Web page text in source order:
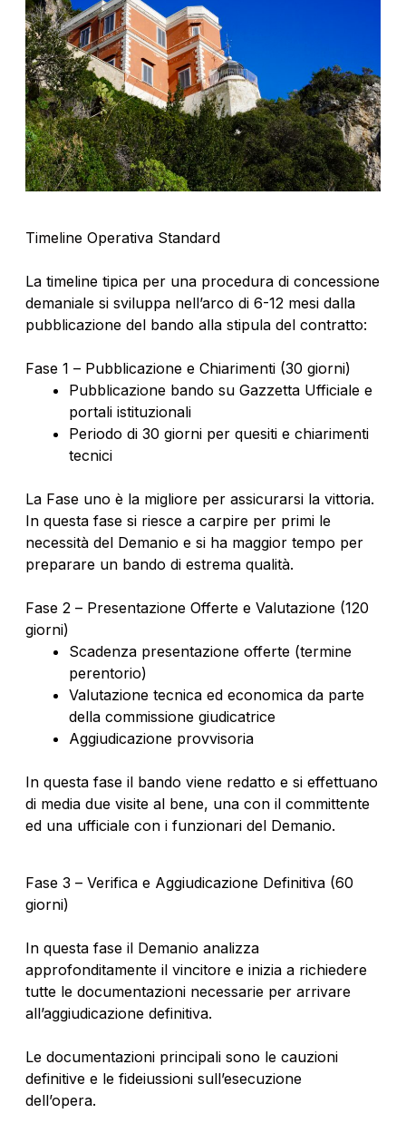
Timeline Operativa Standard
La timeline tipica per una procedura di concessione
demaniale si sviluppa nell’arco di 6-12 mesi dalla
pubblicazione del bando alla stipula del contratto:
Fase 1 – Pubblicazione e Chiarimenti (30 giorni)
Pubblicazione bando su Gazzetta Ufficiale e
portali istituzionali
Periodo di 30 giorni per quesiti e chiarimenti
tecnici
La Fase uno è la migliore per assicurarsi la vittoria.
In questa fase si riesce a carpire per primi le
necessità del Demanio e si ha maggior tempo per
preparare un bando di estrema qualità.
Fase 2 – Presentazione Offerte e Valutazione (120
giorni)
Scadenza presentazione offerte (termine
perentorio)
Valutazione tecnica ed economica da parte
della commissione giudicatrice
Aggiudicazione provvisoria
In questa fase il bando viene redatto e si effettuano
di media due visite al bene, una con il committente
ed una ufficiale con i funzionari del Demanio.
Fase 3 – Verifica e Aggiudicazione Definitiva (60
giorni)
In questa fase il Demanio analizza
approfonditamente il vincitore e inizia a richiedere
tutte le documentazioni necessarie per arrivare
all’aggiudicazione definitiva.
Le documentazioni principali sono le cauzioni
definitive e le fideiussioni sull’esecuzione
dell’opera.